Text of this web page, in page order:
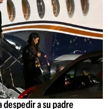
despedir a su padre